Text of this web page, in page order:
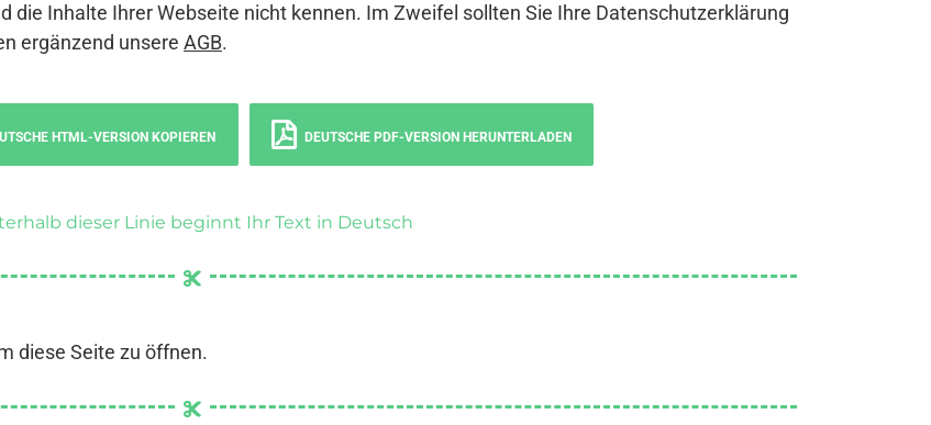
die Inhalte Ihrer Webseite nicht kennen. Im Zweifel sollten Sie Ihre Datenschutzerklärung
ergänzend unsere AGB.
HTML-VERSION KOPIEREN DEUTSCHE PDF-VERSION HERUNTERLADEN
dieser Linie beginnt Ihr Text in Deutsch
diese Seite zu öffnen.